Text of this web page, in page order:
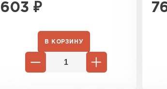
603 ₽
В КОРЗИНУ